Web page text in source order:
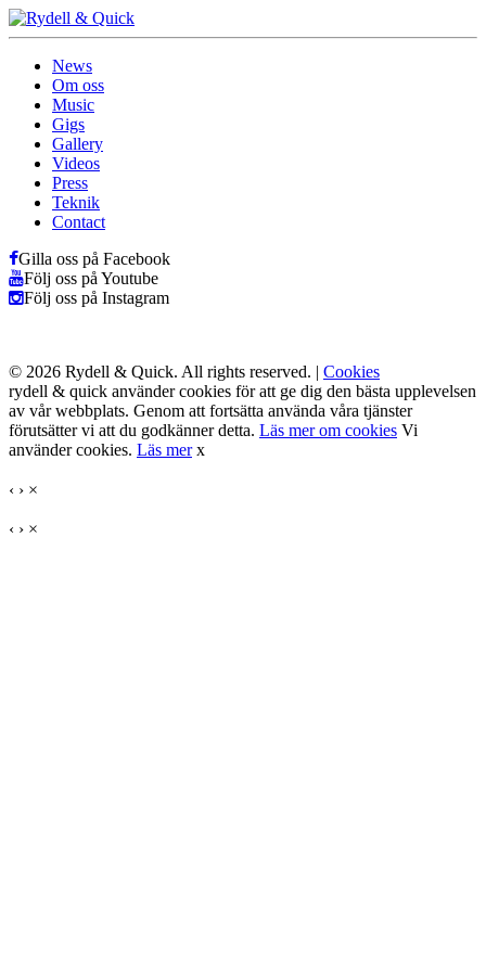
News
Om oss
Music
Gigs
Gallery
Videos
Press
Teknik
Contact
Gilla oss på Facebook
Följ oss på Youtube
Följ oss på Instagram
© 2026 Rydell & Quick. All rights reserved. | Cookies
rydell & quick använder cookies för att ge dig den bästa upplevelsen
av vår webbplats. Genom att fortsätta använda våra tjänster
förutsätter vi att du godkänner detta. Läs mer om cookies Vi
använder cookies. Läs mer x
‹ › ×
‹ › ×